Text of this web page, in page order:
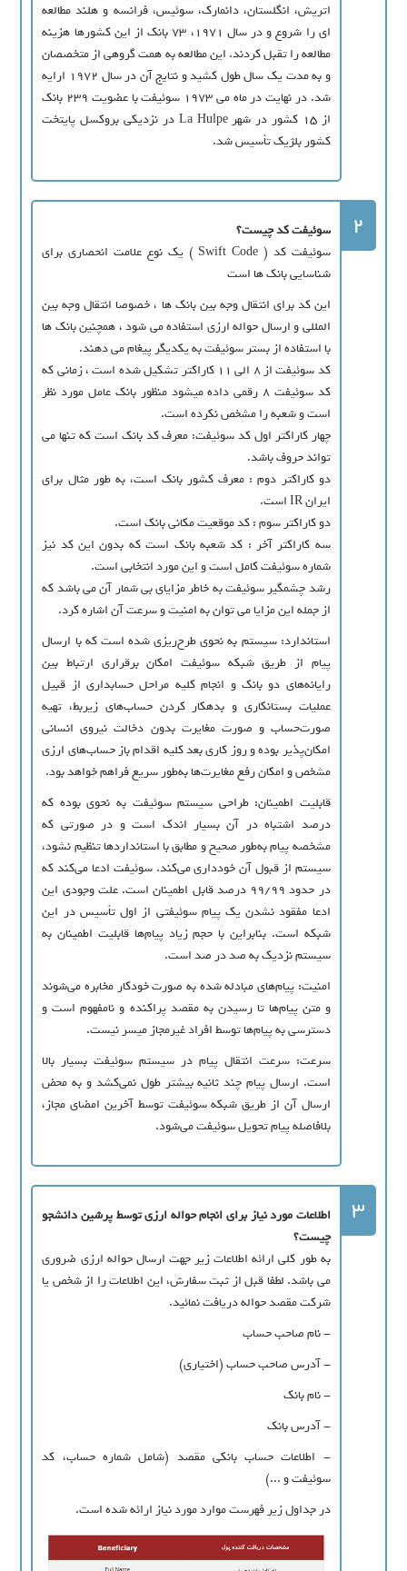
اتریش، انگلستان، دانمارک، سوئیس، فرانسه و هلند مطالعه
ای را شروع و در سال ۱۹۷۱، ۷۳ بانک از این کشورها هزینه
مطالعه را تقبل کردند. این مطالعه به همت گروهی از متخصصان
و به مدت یک سال طول کشید و نتایج آن در سال ۱۹۷۲ ارایه
شد. در نهایت در ماه می ۱۹۷۳ سوئیفت با عضویت ۲۳۹ بانک
از ۱۵ کشور در شهر La Hulpe در نزدیکی بروکسل پایتخت
کشور بلژیک تأسیس شد.
2
سوئیفت کد چیست؟
سوئیفت کد ( Swift Code ) یک نوع علامت انحصاری برای
شناسایی بانک ها است
این کد برای انتقال وجه بین بانک ها ، خصوصا انتقال وجه بین
المللی و ارسال حواله ارزی استفاده می شود ، همچنین بانک ها
با استفاده از بستر سوئیفت به یکدیگر پیغام می دهند.
کد سوئیفت از 8 الی 11 کاراکتر تشکیل شده است ، زمانی که
کد سوئیفت 8 رقمی داده میشود منظور بانک عامل مورد نظر
است و شعبه را مشخص نکرده است.
چهار کاراکتر اول کد سوئیفت: معرف کد بانک است که تنها می
تواند حروف باشد.
دو کاراکتر دوم : معرف کشور بانک است، به طور مثال برای
ایران IR است.
دو کاراکتر سوم : کد موقعیت مکانی بانک است.
سه کاراکتر آخر : کد شعبه بانک است که بدون این کد نیز
شماره سوئیفت کامل است و این مورد انتخابی است.
رشد چشمگیر سوئیفت به خاطر مزایای بی شمار آن می باشد که
از جمله این مزایا می توان به امنیت و سرعت آن اشاره کرد.
استاندارد: سیستم به نحوی طرح‌ریزی شده است که با ارسال
پیام از طریق شبکه سوئیفت امکان برقراری ارتباط بین
رایانه‌های دو بانک و انجام کلیه مراحل حسابداری از قبیل
عملیات بستانکاری و بدهکار کردن حساب‌های زیربط، تهیه
صورت‌حساب و صورت مغایرت بدون دخالت نیروی انسانی
امکان‌پذیر بوده و روز کاری بعد کلیه اقدام باز حساب‌های ارزی
مشخص و امکان رفع مغایرت‌ها به‌طور سریع فراهم خواهد بود.
قابلیت اطمینان: طراحی سیستم سوئیفت به نحوی بوده که
درصد اشتباه در آن بسیار اندک است و در صورتی که
مشخصه پیام به‌طور صحیح و مطابق با استانداردها تنظیم نشود،
سیستم از قبول آن خودداری می‌کند. سوئیفت ادعا می‌کند که
در حدود ۹۹/۹۹ درصد قابل اطمینان است. علت وجودی این
ادعا مفقود نشدن یک پیام سوئیفتی از اول تأسیس در این
شبکه است. بنابراین با حجم زیاد پیام‌ها قابلیت اطمینان به
سیستم نزدیک به صد در صد است.
امنیت: پیام‌های مبادله شده به صورت خودکار مخابره می‌شوند
و متن پیام‌ها تا رسیدن به مقصد پراکنده و نامفهوم است و
دسترسی به پیام‌ها توسط افراد غیرمجاز میسر نیست.
سرعت: سرعت انتقال پیام در سیستم سوئیفت بسیار بالا
است. ارسال پیام چند ثانیه بیشتر طول نمی‌کشد و به محض
ارسال آن از طریق شبکه سوئیفت توسط آخرین امضای مجاز،
بلافاصله پیام تحویل سوئیفت می‌شود.
3
اطلاعات مورد نیاز برای انجام حواله ارزی توسط پرشین دانشجو
چیست؟
به طور کلی ارائه اطلاعات زیر جهت ارسال حواله ارزی ضروری
می باشد. لطفا قبل از ثبت سفارش، این اطلاعات را از شخص یا
شرکت مقصد حواله دریافت نمائید.
- نام صاحب حساب
- آدرس صاحب حساب (اختیاری)
- نام بانک
- آدرس بانک
- اطلاعات حساب بانکی مقصد (شامل شماره حساب، کد
سوئیفت و ...)
در جداول زیر فهرست موارد مورد نیاز ارائه شده است.